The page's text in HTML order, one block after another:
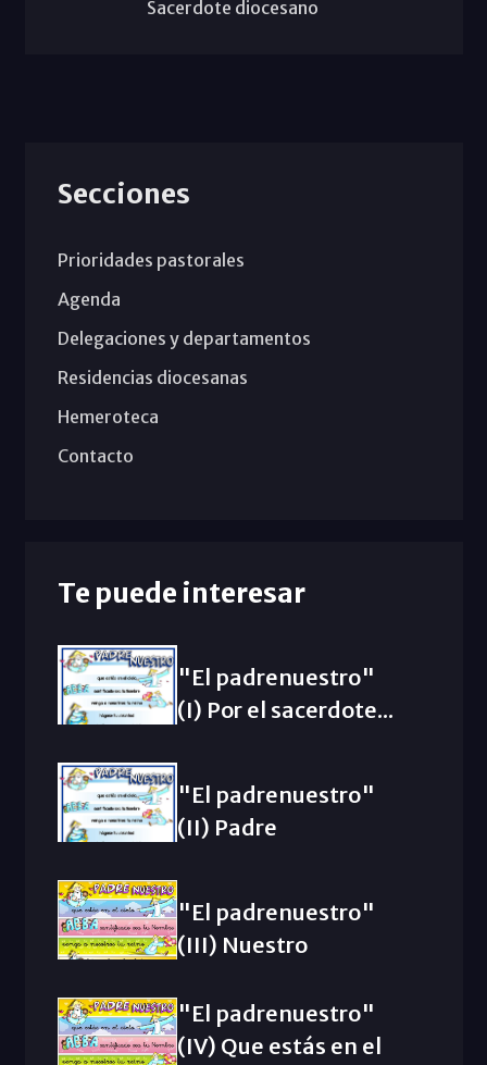
Sacerdote diocesano
Secciones
Prioridades pastorales
Agenda
Delegaciones y departamentos
Residencias diocesanas
Hemeroteca
Contacto
Te puede interesar
"El padrenuestro"
(I) Por el sacerdote...
"El padrenuestro"
(II) Padre
"El padrenuestro"
(III) Nuestro
"El padrenuestro"
(IV) Que estás en el